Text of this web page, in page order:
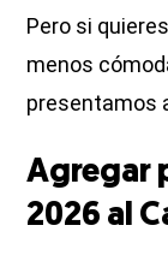
Pero si
menos
presentamos
Agregar
2026 al